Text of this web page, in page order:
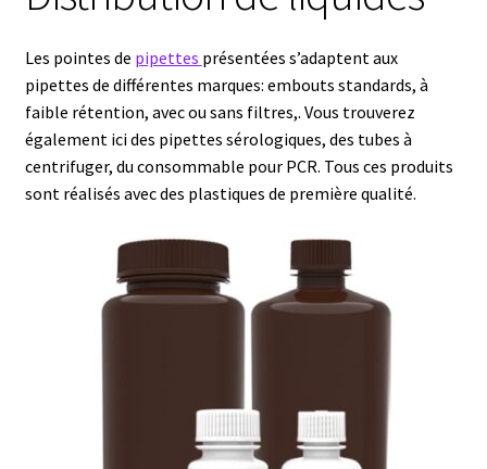
Afficheur
Agitateurs magnétiques
Agitateurs pour cultures
Agitation-Accessoires
Analyse des allergènes
Les pointes de pipettes présentées s’adaptent aux
pipettes de différentes marques: embouts standards, à
faible rétention, avec ou sans filtres,. Vous trouverez
également ici des pipettes sérologiques, des tubes à
centrifuger, du consommable pour PCR. Tous ces produits
sont réalisés avec des plastiques de première qualité.